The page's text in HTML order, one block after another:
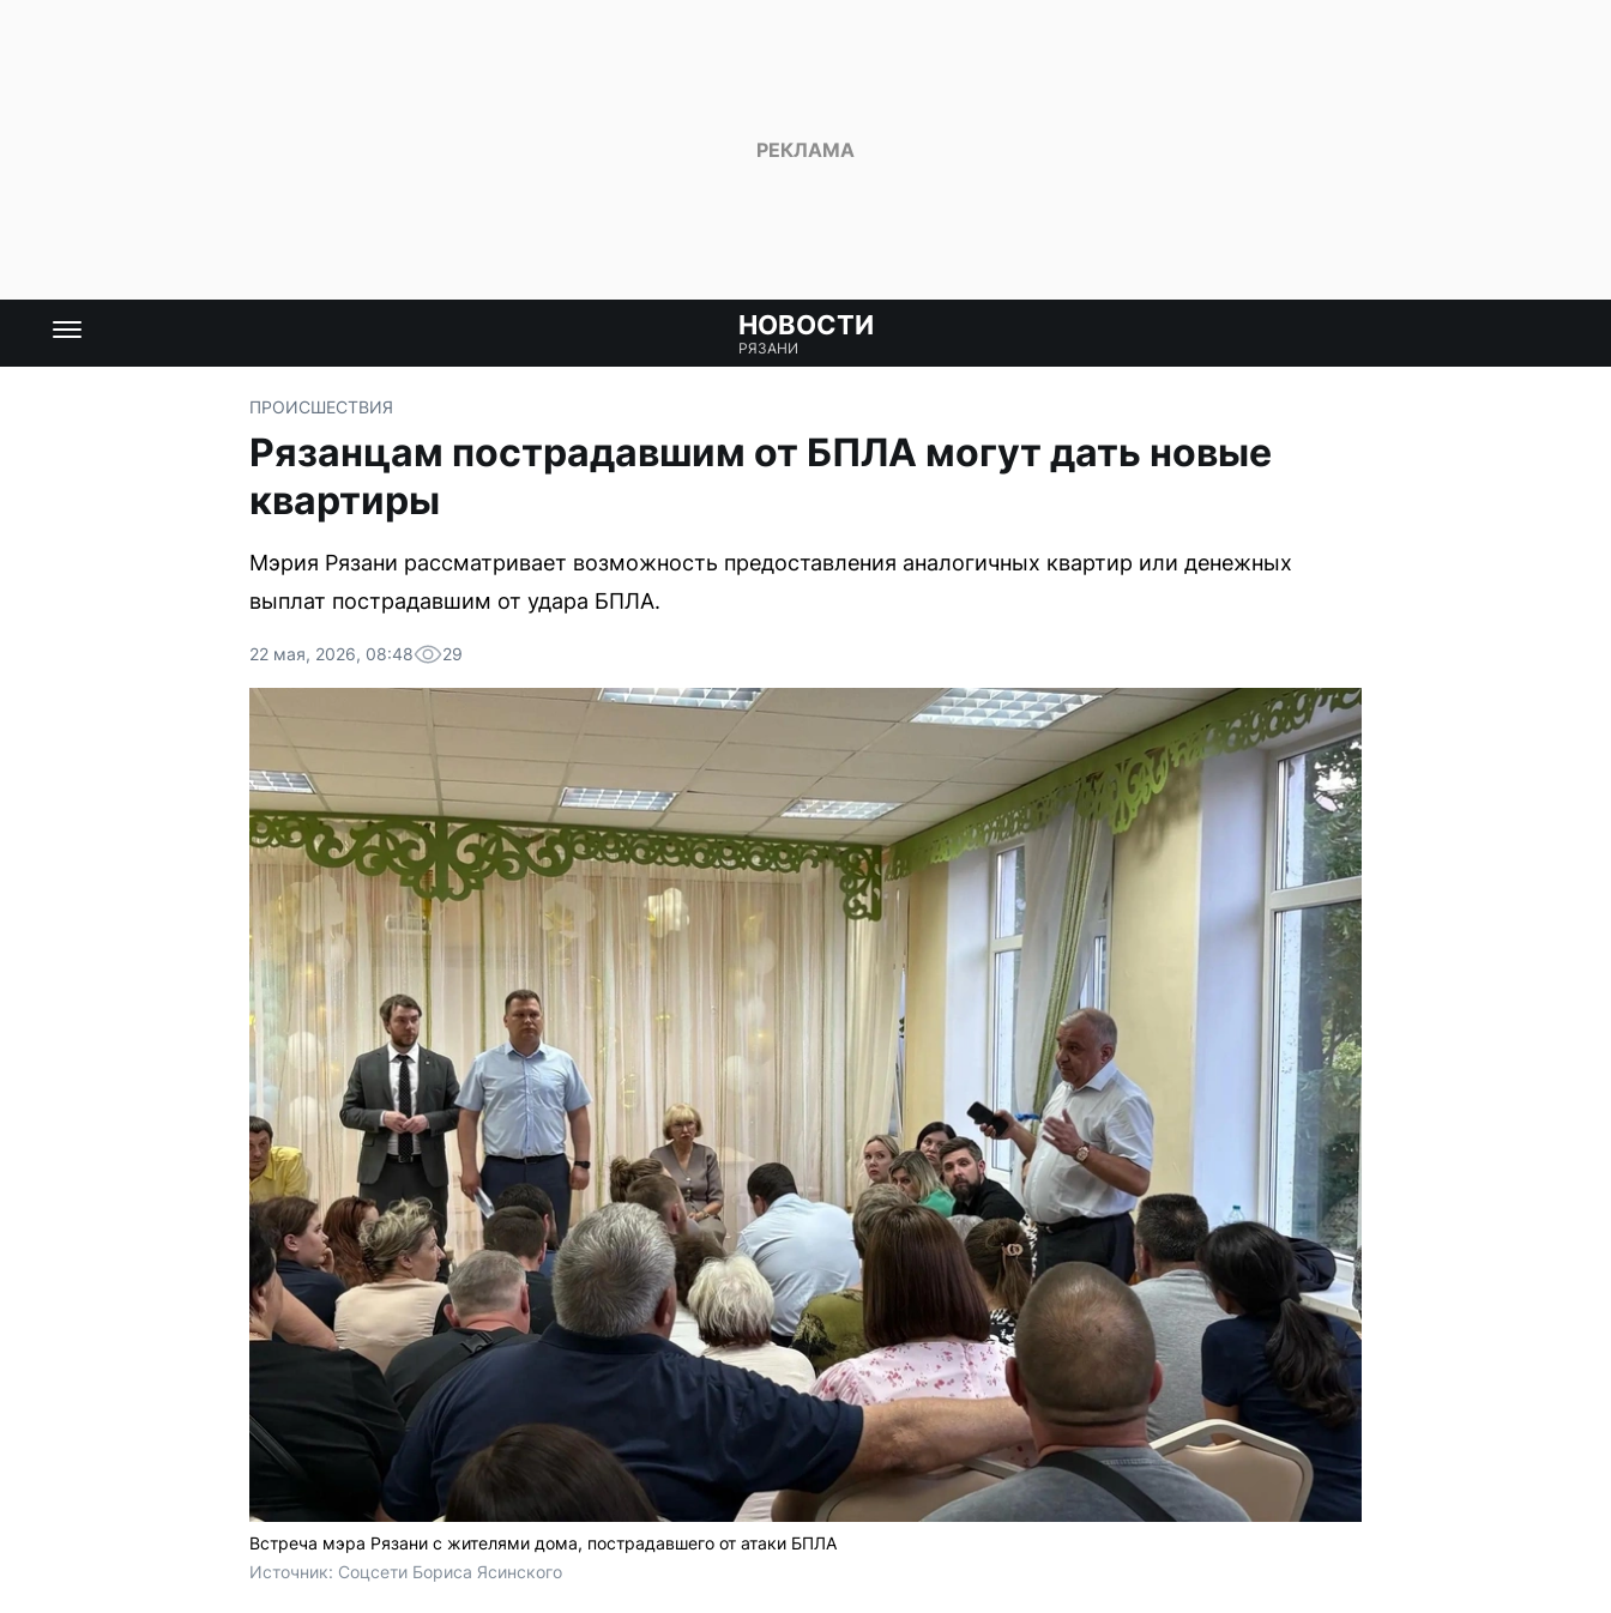
НОВОСТИ
РЯЗАНИ
ПРОИСШЕСТВИЯ
Рязанцам пострадавшим от БПЛА могут дать новые
квартиры
Мэрия Рязани рассматривает возможность предоставления аналогичных квартир или денежных
выплат пострадавшим от удара БПЛА.
22 мая, 2026, 08:48 29
Встреча мэра Рязани с жителями дома, пострадавшего от атаки БПЛА
Источник: Соцсети Бориса Ясинского